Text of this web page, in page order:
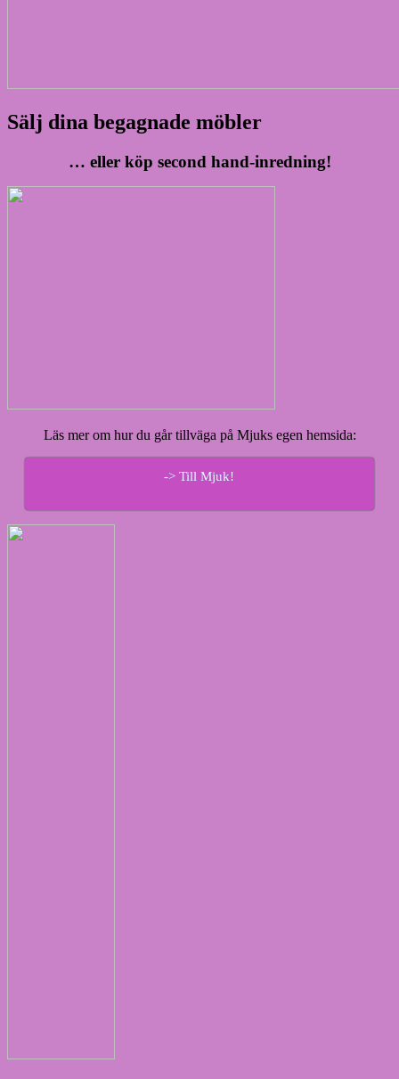
Sälj dina begagnade möbler
… eller köp second hand-inredning!
Läs mer om hur du går tillväga på Mjuks egen hemsida:
-> Till Mjuk!